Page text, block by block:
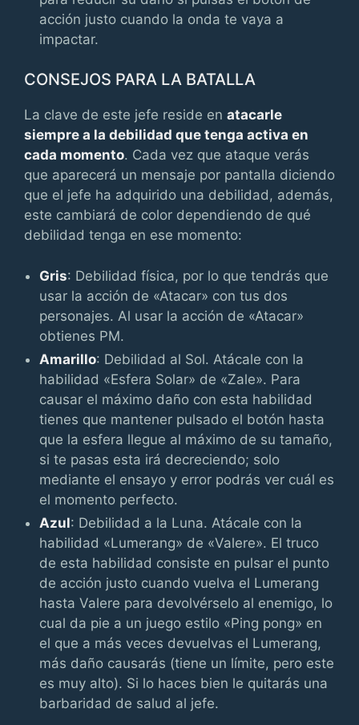
acción justo cuando la onda te vaya a
impactar.
CONSEJOS PARA LA BATALLA
La clave de este jefe reside en atacarle
siempre a la debilidad que tenga activa en
cada momento. Cada vez que ataque verás
que aparecerá un mensaje por pantalla diciendo
que el jefe ha adquirido una debilidad, además,
este cambiará de color dependiendo de qué
debilidad tenga en ese momento:
Gris: Debilidad física, por lo que tendrás que
usar la acción de «Atacar» con tus dos
personajes. Al usar la acción de «Atacar»
obtienes PM.
Amarillo: Debilidad al Sol. Atácale con la
habilidad «Esfera Solar» de «Zale». Para
causar el máximo daño con esta habilidad
tienes que mantener pulsado el botón hasta
que la esfera llegue al máximo de su tamaño,
si te pasas esta irá decreciendo; solo
mediante el ensayo y error podrás ver cuál es
el momento perfecto.
Azul: Debilidad a la Luna. Atácale con la
habilidad «Lumerang» de «Valere». El truco
de esta habilidad consiste en pulsar el punto
de acción justo cuando vuelva el Lumerang
hasta Valere para devolvérselo al enemigo, lo
cual da pie a un juego estilo «Ping pong» en
el que a más veces devuelvas el Lumerang,
más daño causarás (tiene un límite, pero este
es muy alto). Si lo haces bien le quitarás una
barbaridad de salud al jefe.